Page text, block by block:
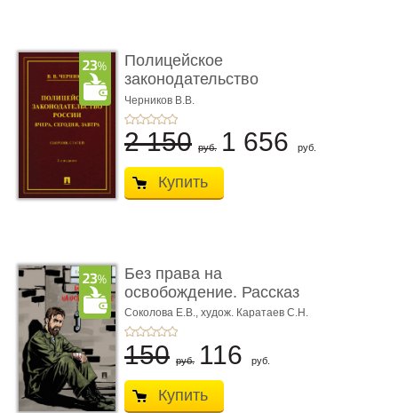
Полицейское
законодательство
России: вчера, с� ...
Черников В.В.
2 150 руб. 1 656 руб.
Купить
Без права на
освобождение. Рассказ
Соколова Е.В., худож. Каратаев С.Н.
150 руб. 116 руб.
Купить